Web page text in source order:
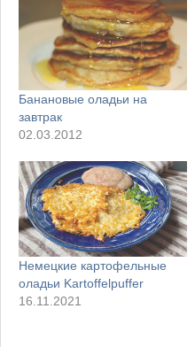
Банановые оладьи на
завтрак
02.03.2012
Немецкие картофельные
оладьи Kartoffelpuffer
16.11.2021